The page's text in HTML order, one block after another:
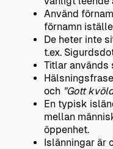
Använd
förnamn
De heter inte
t.ex.
Titlar används
och ”Gott
En typisk
mellan
öppenhet.
Islänningar är